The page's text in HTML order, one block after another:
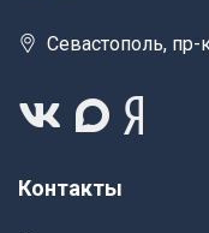
Севастополь,
Контакты